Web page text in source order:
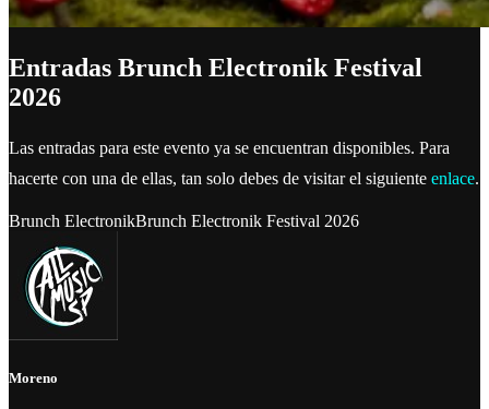
Entradas Brunch Electronik Festival
2026
Las entradas para este evento ya se encuentran disponibles. Para
hacerte con una de ellas, tan solo debes de visitar el siguiente enlace.
Brunch ElectronikBrunch Electronik Festival 2026
Moreno